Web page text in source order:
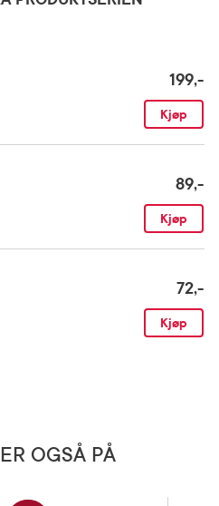
199,-
Kjøp
89,-
Kjøp
72,-
Kjøp
OGSÅ PÅ